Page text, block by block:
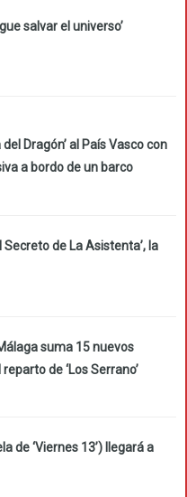
salvar el universo’
del Dragón’ al País Vasco con
a bordo de un barco
Secreto de La Asistenta’, la
suma 15 nuevos
de ‘Los Serrano’
de ‘Viernes 13’) llegará a